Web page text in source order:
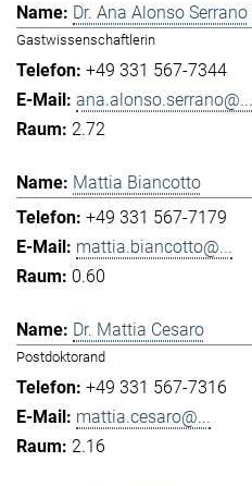
Dr. Ana Alonso Serrano
Gastwissenschaftlerin
+49 331 567-7344
ana.alonso.serrano@...
2.72
Mattia Biancotto
+49 331 567-7179
mattia.biancotto@...
0.60
Dr. Mattia Cesaro
Postdoktorand
+49 331 567-7316
mattia.cesaro@...
2.16